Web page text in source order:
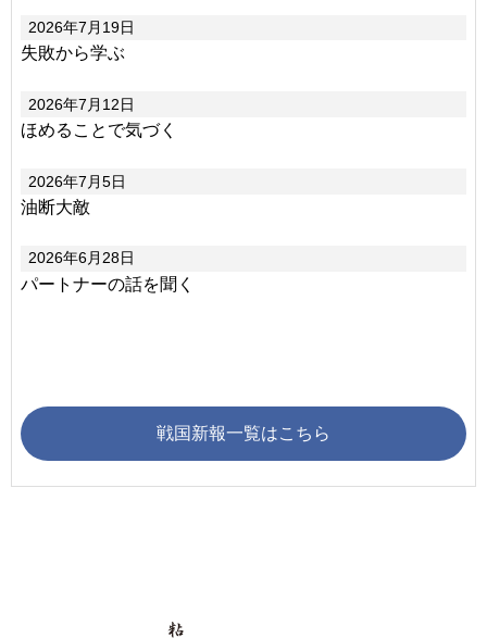
2026年7月19日
失敗から学ぶ
2026年7月12日
ほめることで気づく
2026年7月5日
油断大敵
2026年6月28日
パートナーの話を聞く
戦国新報一覧はこちら